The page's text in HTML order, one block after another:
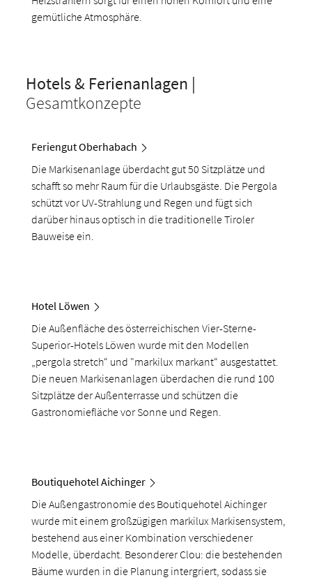
gemütliche Atmosphäre.
Hotels & Ferienanlagen |
Gesamtkonzepte
Feriengut Oberhabach
Die Markisenanlage überdacht gut 50 Sitzplätze und
schafft so mehr Raum für die Urlaubsgäste. Die Pergola
schützt vor UV-Strahlung und Regen und fügt sich
darüber hinaus optisch in die traditionelle Tiroler
Bauweise ein.
Hotel Löwen
Die Außenfläche des österreichischen Vier-Sterne-
Superior-Hotels Löwen wurde mit den Modellen
„pergola stretch“ und "markilux markant“ ausgestattet.
Die neuen Markisenanlagen überdachen die rund 100
Sitzplätze der Außenterrasse und schützen die
Gastronomiefläche vor Sonne und Regen.
Boutiquehotel Aichinger
Die Außengastronomie des Boutiquehotel Aichinger
wurde mit einem großzügigen markilux Markisensystem,
bestehend aus einer Kombination verschiedener
Modelle, überdacht. Besonderer Clou: die bestehenden
Bäume wurden in die Planung intergriert, sodass sie